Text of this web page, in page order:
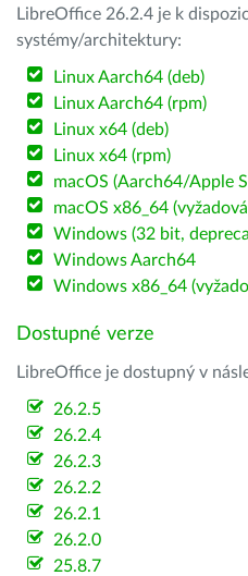
LibreOffice 26.2.4 je k
systémy/architektury:
Linux Aarch64 (deb)
Linux Aarch64 (rpm)
Linux x64 (deb)
Linux x64 (rpm)
macOS (Aarch64/Apple
macOS x86_64
Windows (32 bit,
Windows Aarch64
Windows x86_64
Dostupné verze
LibreOffice je dostupný v
26.2.5
26.2.4
26.2.3
26.2.2
26.2.1
26.2.0
25.8.7